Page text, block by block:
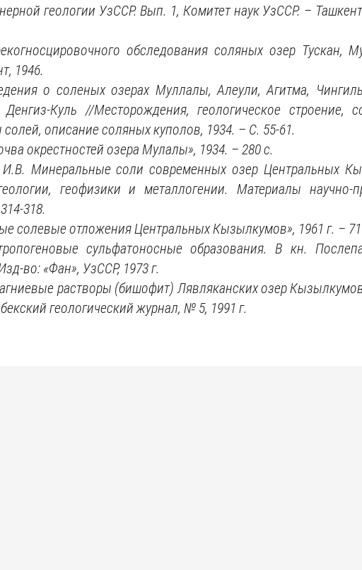
геологии УзССР. Вып. 1, Комитет наук УзССР. –
обследования соляных озер Тускан,
1946.
о соленых озерах Муллалы, Алеули, Агитма,
Куль //Месторождения, геологическое строение,
описание соляных куполов, 1934. – С. 55-61.
окрестностей озера Мулалы», 1934. – 280с.
Минеральные соли современных озер Центральных
геофизики и металлогении. Материалы научно-
318.
солевые отложения Центральных Кызылкумов», 1961 г. –
сульфатоносные образования. В кн.
во: «Фан», УзССР, 1973 г.
растворы (бишофит) Лявляканских озер
геологический журнал, № 5, 1991 г.